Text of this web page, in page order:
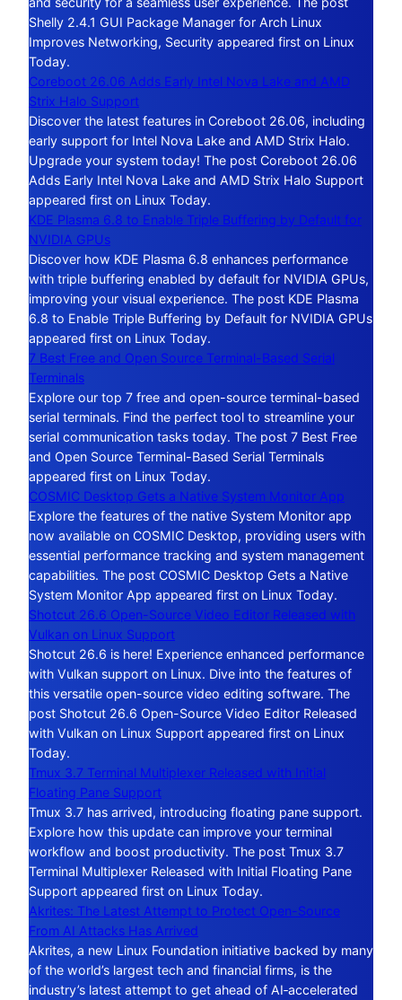
Shelly 2.4.1 GUI Package Manager for Arch Linux
Improves Networking, Security appeared first on Linux
Today.
Coreboot 26.06 Adds Early Intel Nova Lake and AMD
Strix Halo Support
Discover the latest features in Coreboot 26.06, including
early support for Intel Nova Lake and AMD Strix Halo.
Upgrade your system today! The post Coreboot 26.06
Adds Early Intel Nova Lake and AMD Strix Halo Support
appeared first on Linux Today.
KDE Plasma 6.8 to Enable Triple Buffering by Default for
NVIDIA GPUs
Discover how KDE Plasma 6.8 enhances performance
with triple buffering enabled by default for NVIDIA GPUs,
improving your visual experience. The post KDE Plasma
6.8 to Enable Triple Buffering by Default for NVIDIA GPUs
appeared first on Linux Today.
7 Best Free and Open Source Terminal-Based Serial
Terminals
Explore our top 7 free and open-source terminal-based
serial terminals. Find the perfect tool to streamline your
serial communication tasks today. The post 7 Best Free
and Open Source Terminal-Based Serial Terminals
appeared first on Linux Today.
COSMIC Desktop Gets a Native System Monitor App
Explore the features of the native System Monitor app
now available on COSMIC Desktop, providing users with
essential performance tracking and system management
capabilities. The post COSMIC Desktop Gets a Native
System Monitor App appeared first on Linux Today.
Shotcut 26.6 Open-Source Video Editor Released with
Vulkan on Linux Support
Shotcut 26.6 is here! Experience enhanced performance
with Vulkan support on Linux. Dive into the features of
this versatile open-source video editing software. The
post Shotcut 26.6 Open-Source Video Editor Released
with Vulkan on Linux Support appeared first on Linux
Today.
Tmux 3.7 Terminal Multiplexer Released with Initial
Floating Pane Support
Tmux 3.7 has arrived, introducing floating pane support.
Explore how this update can improve your terminal
workflow and boost productivity. The post Tmux 3.7
Terminal Multiplexer Released with Initial Floating Pane
Support appeared first on Linux Today.
Akrites: The Latest Attempt to Protect Open-Source
From AI Attacks Has Arrived
Akrites, a new Linux Foundation initiative backed by many
of the world’s largest tech and financial firms, is the
industry’s latest attempt to get ahead of AI‑accelerated